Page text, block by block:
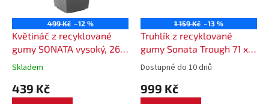
499 Kč –12 %
Květináč z recyklované
gumy SONATA vysoký, 26 x
26 x 50 cm - barva šedá
Skladem
439 Kč
1 159 Kč –13 %
Truhlík z recyklované
gumy Sonata Trough 71 x
31,5 x 50 cm - černý
Dostupné do 10 dnů
999 Kč